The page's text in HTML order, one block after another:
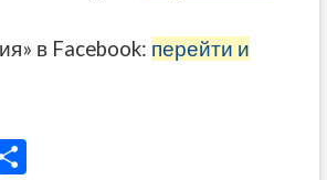
в Facebook: перейти и
О